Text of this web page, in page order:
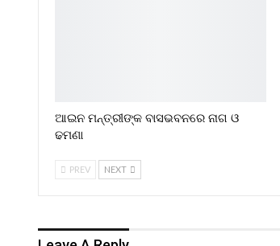
ଆଇନ ମନ୍ତ୍ରୀଙ୍କ ବାସଭବନରେ ନାଗ ଓ
ଢମଣା
PREV NEXT